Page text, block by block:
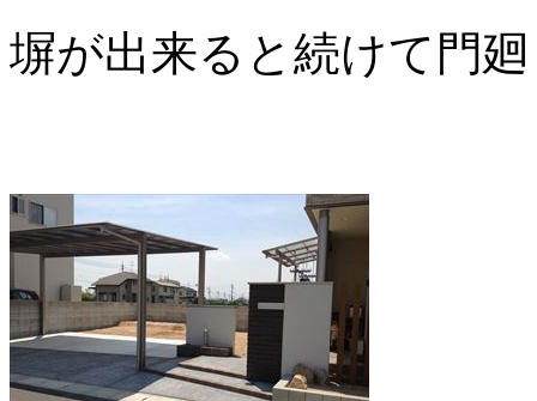
塀が出来ると続けて門